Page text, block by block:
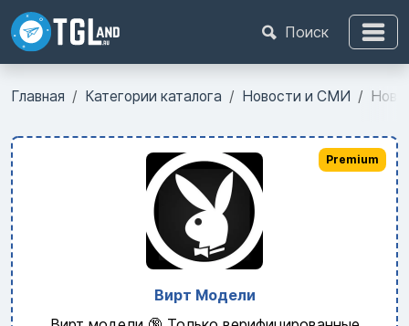
Поиск
Главная Категории каталога Новости и СМИ
Вирт Модели
Premium